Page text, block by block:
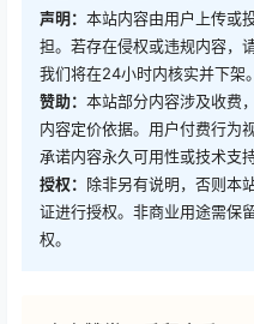
声明： 本站内容由用户上传或
担。若存在侵权或违规内容，
我们将在24小时内核实并下架。
赞助： 本站部分内容涉及收费
内容定价依据。用户付费行为
承诺内容永久可用性或技术支持
授权： 除非另有说明，否则本
证进行授权。非商业用途需保
权。